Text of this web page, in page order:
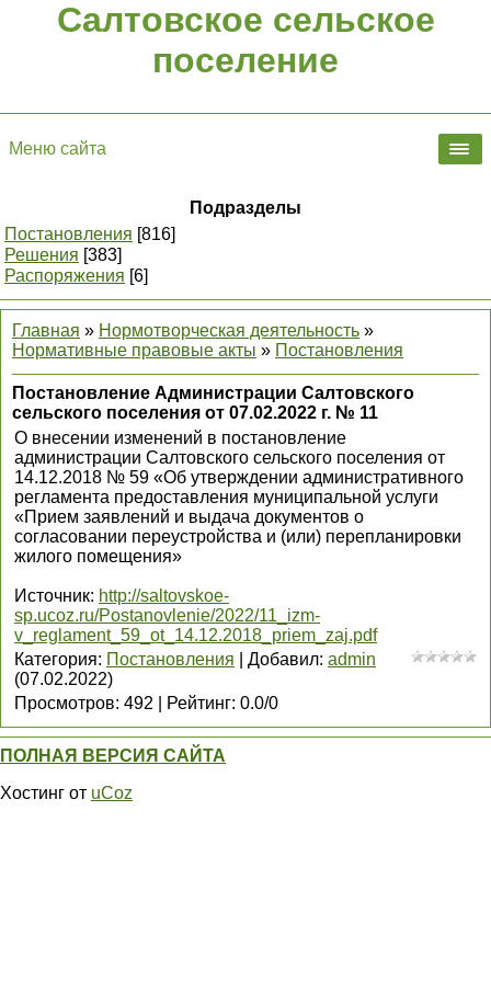
Салтовское сельское
поселение
Меню сайта
Подразделы
Постановления [816]
Решения [383]
Распоряжения [6]
Главная » Нормотворческая деятельность »
Нормативные правовые акты » Постановления
Постановление Администрации Салтовского
сельского поселения от 07.02.2022 г. № 11
О внесении изменений в постановление
администрации Салтовского сельского поселения от
14.12.2018 № 59 «Об утверждении административного
регламента предоставления муниципальной услуги
«Прием заявлений и выдача документов о
согласовании переустройства и (или) перепланировки
жилого помещения»
Источник: http://saltovskoe-
sp.ucoz.ru/Postanovlenie/2022/11_izm-
v_reglament_59_ot_14.12.2018_priem_zaj.pdf
Категория: Постановления Добавил: admin
(07.02.2022)
Просмотров: 492 Рейтинг: 0.0/0
ПОЛНАЯ ВЕРСИЯ САЙТА
Хостинг от uCoz